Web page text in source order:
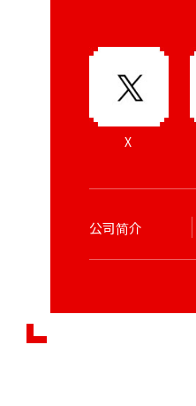
X
公司简介